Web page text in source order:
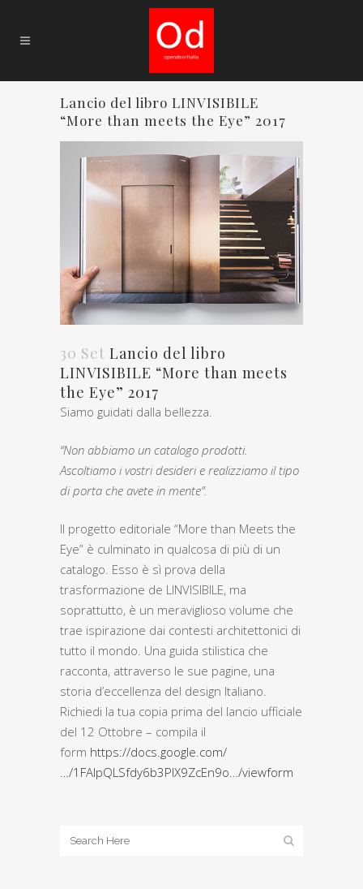
Lancio del libro LINVISIBILE
“More than meets the Eye” 2017
30 Set Lancio del libro
LINVISIBILE “More than meets
the Eye” 2017
Siamo guidati dalla bellezza.
“Non abbiamo un catalogo prodotti.
Ascoltiamo i vostri desideri e realizziamo il tipo
di porta che avete in mente”.
Il progetto editoriale “More than Meets the
Eye” è culminato in qualcosa di più di un
catalogo. Esso è sì prova della
trasformazione de LINVISIBILE, ma
soprattutto, è un meraviglioso volume che
trae ispirazione dai contesti architettonici di
tutto il mondo. Una guida stilistica che
racconta, attraverso le sue pagine, una
storia d’eccellenza del design Italiano.
Richiedi la tua copia prima del lancio ufficiale
del 12 Ottobre – compila il
form https://docs.google.com/
…/1FAIpQLSfdy6b3PlX9ZcEn9o…/viewform